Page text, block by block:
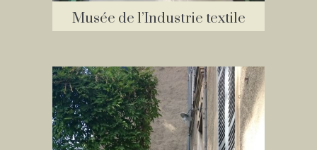
Musée de l’Industrie textile